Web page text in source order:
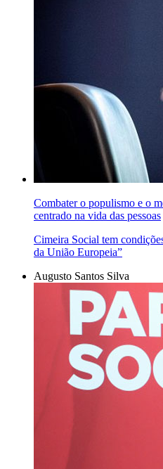
Combater o populismo e o
centrado na vida das pessoas
Cimeira Social tem
da União Europeia”
Augusto Santos Silva